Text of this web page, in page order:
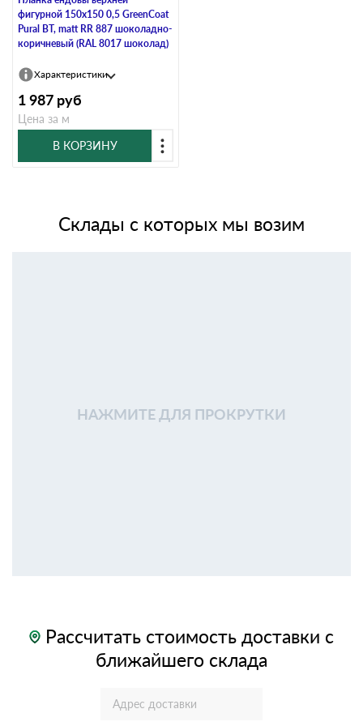
фигурной 150x150 0,5 GreenCoat
Pural BT, matt RR 887 шоколадно-
коричневый (RAL 8017 шоколад)
Характеристики
1 987 руб
Цена за м
В КОРЗИНУ
Склады с которых мы возим
НАЖМИТЕ ДЛЯ ПРОКРУТКИ
Рассчитать стоимость доставки с
ближайшего склада